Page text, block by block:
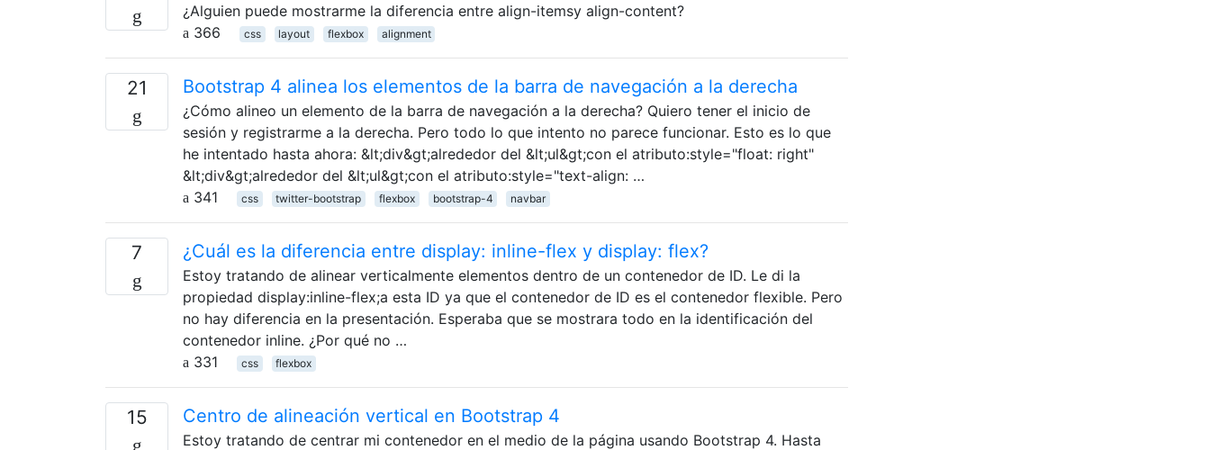
¿Alguien puede mostrarme la diferencia entre align-itemsy align-content?
366
css layout flexbox alignment
21 Bootstrap 4 alinea los elementos de la barra de navegación a la derecha
¿Cómo alineo un elemento de la barra de navegación a la derecha? Quiero tener el inicio de
sesión y registrarme a la derecha. Pero todo lo que intento no parece funcionar. Esto es lo que
he intentado hasta ahora: &lt;div&gt;alrededor del &lt;ul&gt;con el atributo:style="float: right"
&lt;div&gt;alrededor del &lt;ul&gt;con el atributo:style="text-align: …
341
css twitter-bootstrap flexbox bootstrap-4 navbar
7 ¿Cuál es la diferencia entre display: inline-flex y display: flex?
Estoy tratando de alinear verticalmente elementos dentro de un contenedor de ID. Le di la
propiedad display:inline-flex;a esta ID ya que el contenedor de ID es el contenedor flexible. Pero
no hay diferencia en la presentación. Esperaba que se mostrara todo en la identificación del
contenedor inline. ¿Por qué no …
331
css flexbox
15 Centro de alineación vertical en Bootstrap 4
Estoy tratando de centrar mi contenedor en el medio de la página usando Bootstrap 4. Hasta